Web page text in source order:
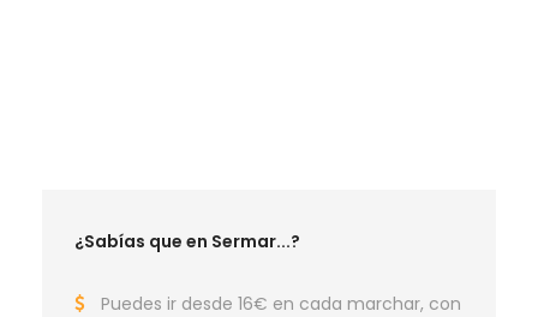
¿Sabías que en Sermar...?
Puedes ir desde 16€ en cada marchar, con